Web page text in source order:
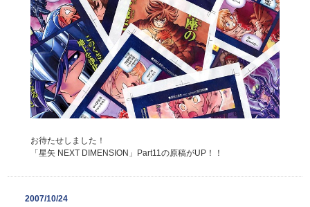
お待たせしました！
「星矢 NEXT DIMENSION」Part11の原稿がUP！！
2007/10/24